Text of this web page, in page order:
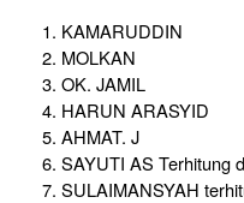
KAMARUDDIN
MOLKAN
OK. JAMIL
HARUN ARASYID
AHMAT. J
SAYUTI AS Terhitung
SULAIMANSYAH